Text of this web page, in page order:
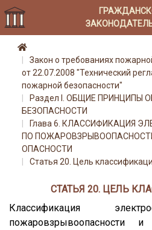
Закон о требованиях
от 22.07.2008 "Технический
пожарной безопасности"
Раздел I. ОБЩИЕ ПРИНЦИПЫ
БЕЗОПАСНОСТИ
Глава 6. КЛАССИФИКАЦИЯ
ПО
ОПАСНОСТИ
Статья 20. Цель
СТАТЬЯ 20. ЦЕЛЬ
Классификация
пожаровзрывоопасности